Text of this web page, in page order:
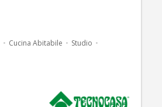
Cucina Abitabile
Studio